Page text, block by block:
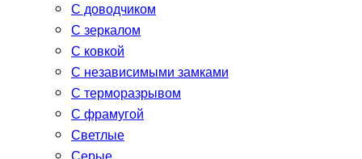
С доводчиком
С зеркалом
С ковкой
С независимыми замками
С терморазрывом
С фрамугой
Светлые